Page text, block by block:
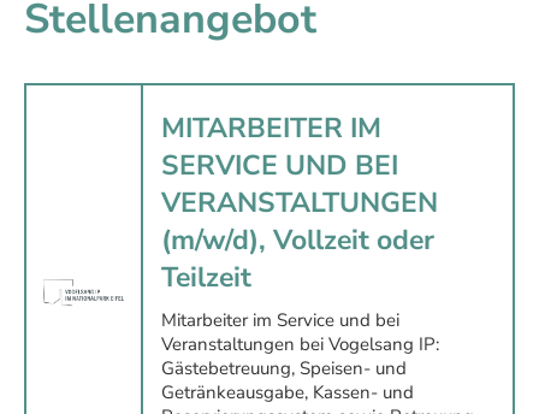
Stellenangebot
MITARBEITER IM
SERVICE UND BEI
VERANSTALTUNGEN
(m/w/d), Vollzeit oder
Teilzeit
Mitarbeiter im Service und bei
Veranstaltungen bei Vogelsang IP:
Gästebetreuung, Speisen- und
Getränkeausgabe, Kassen- und